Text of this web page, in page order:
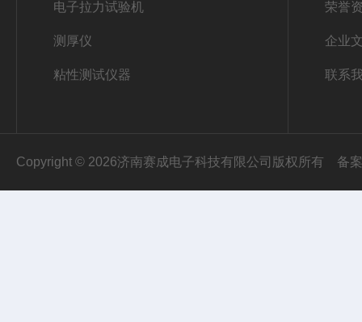
电子拉力试验机
测厚仪
粘性测试仪器
荣誉
企业
联系
Copyright © 2026济南赛成电子科技有限公司版权所有 备